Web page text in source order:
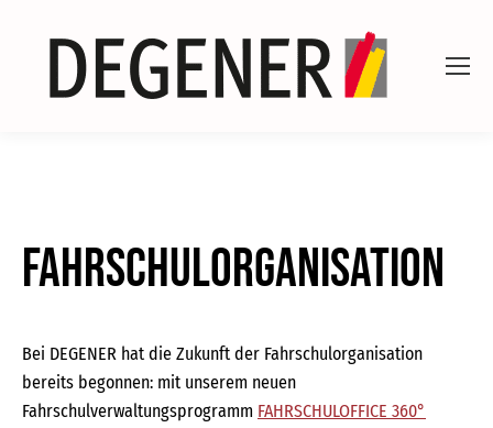
Fahrschulorganisation
Bei DEGENER hat die Zukunft der Fahrschulorganisation
bereits begonnen: mit unserem neuen
Fahrschulverwaltungsprogramm FAHRSCHULOFFICE 360°